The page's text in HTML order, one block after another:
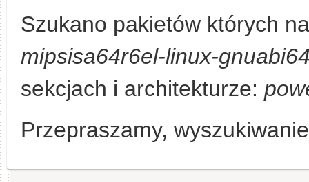
Szukano pakietów których
mipsisa64r6el-linux-
sekcjach i architekturze:
Przepraszamy,